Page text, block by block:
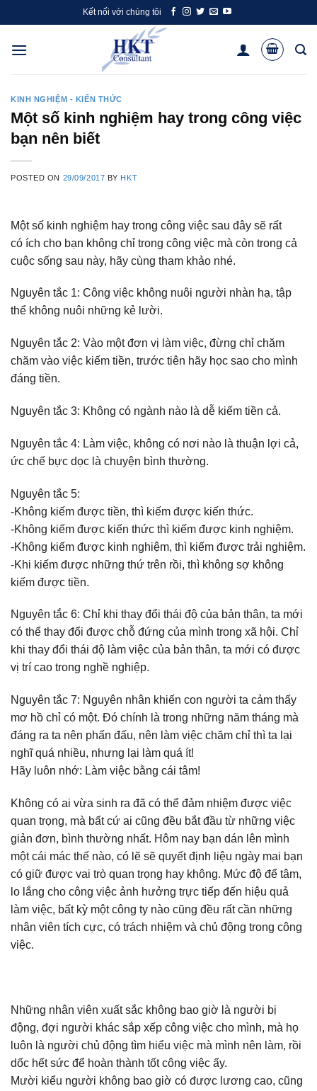
to
content
Kết nối với chúng tôi
KINH NGHIỆM - KIẾN THỨC
Một số kinh nghiệm hay trong công việc
bạn nên biết
POSTED ON 29/09/2017 BY HKT
Một số kinh nghiệm hay trong công việc sau đây sẽ rất
có ích cho bạn không chỉ trong công việc mà còn trong cả
cuộc sống sau này, hãy cùng tham khảo nhé.
Nguyên tắc 1: Công việc không nuôi người nhàn hạ, tập
thể không nuôi những kẻ lười.
Nguyên tắc 2: Vào một đơn vị làm việc, đừng chỉ chăm
chăm vào việc kiếm tiền, trước tiên hãy học sao cho mình
đáng tiền.
Nguyên tắc 3: Không có ngành nào là dễ kiếm tiền cả.
Nguyên tắc 4: Làm việc, không có nơi nào là thuận lợi cả,
ức chế bực dọc là chuyện bình thường.
Nguyên tắc 5:
-Không kiếm được tiền, thì kiếm được kiến thức.
-Không kiếm được kiến thức thì kiếm được kinh nghiệm.
-Không kiếm được kinh nghiệm, thì kiếm được trải nghiệm.
-Khi kiếm được những thứ trên rồi, thì không sợ không
kiếm được tiền.
Nguyên tắc 6: Chỉ khi thay đổi thái độ của bản thân, ta mới
có thể thay đổi được chỗ đứng của mình trong xã hội. Chỉ
khi thay đổi thái độ làm việc của bản thân, ta mới có được
vị trí cao trong nghề nghiệp.
Nguyên tắc 7: Nguyên nhân khiến con người ta cảm thấy
mơ hồ chỉ có một. Đó chính là trong những năm tháng mà
đáng ra ta nên phấn đấu, nên làm việc chăm chỉ thì ta lại
nghĩ quá nhiều, nhưng lại làm quá ít!
Hãy luôn nhớ: Làm việc bằng cái tâm!
Không có ai vừa sinh ra đã có thể đảm nhiệm được việc
quan trọng, mà bất cứ ai cũng đều bắt đầu từ những việc
giản đơn, bình thường nhất. Hôm nay bạn dán lên mình
một cái mác thế nào, có lẽ sẽ quyết định liệu ngày mai bạn
có giữ được vai trò quan trọng hay không. Mức độ để tâm,
lo lắng cho công việc ảnh hưởng trực tiếp đến hiệu quả
làm việc, bất kỳ một công ty nào cũng đều rất cần những
nhân viên tích cực, có trách nhiệm và chủ động trong công
việc.
Những nhân viên xuất sắc không bao giờ là người bị
động, đợi người khác sắp xếp công việc cho mình, mà họ
luôn là người chủ động tìm hiểu việc mà mình nên làm, rồi
dốc hết sức để hoàn thành tốt công việc ấy.
Mười kiểu người không bao giờ có được lương cao, cũng